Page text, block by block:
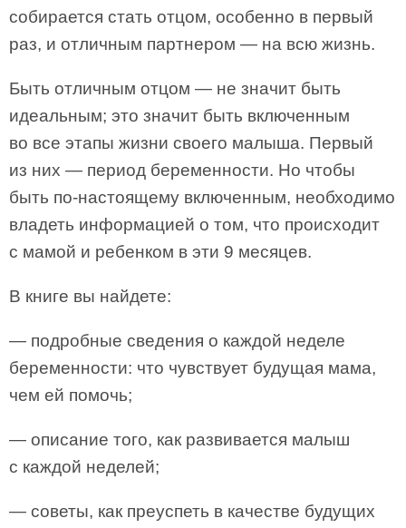
собирается стать отцом, особенно в первый
раз, и отличным партнером — на всю жизнь.
Быть отличным отцом — не значит быть
идеальным; это значит быть включенным
во все этапы жизни своего малыша. Первый
из них — период беременности. Но чтобы
быть по-настоящему включенным, необходимо
владеть информацией о том, что происходит
с мамой и ребенком в эти 9 месяцев.
В книге вы найдете:
— подробные сведения о каждой неделе
беременности: что чувствует будущая мама,
чем ей помочь;
— описание того, как развивается малыш
с каждой неделей;
— советы, как преуспеть в качестве будущих